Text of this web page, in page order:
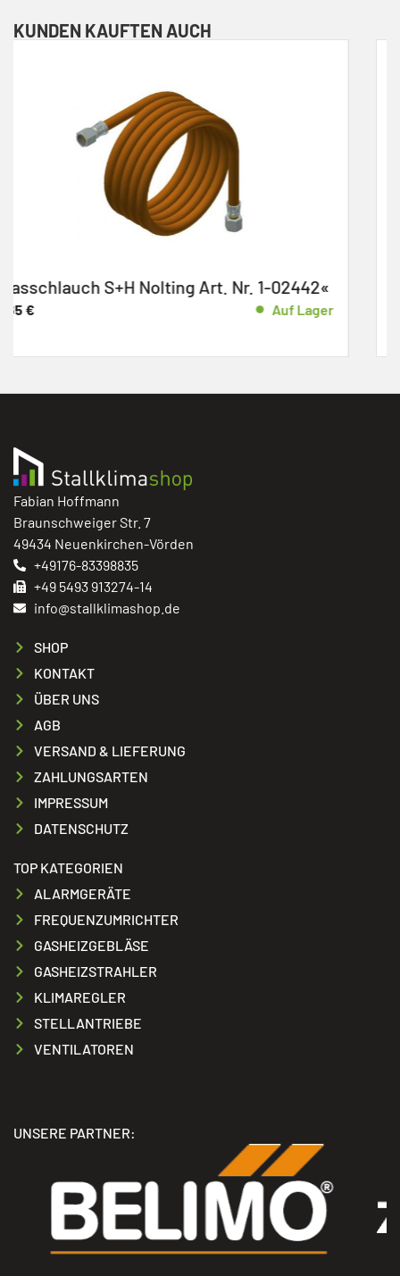
KUNDEN KAUFTEN AUCH
Auf Lager
»Zündkabel DVI S+H Nolting Art. Nr.
Fabian Hoffmann
Braunschweiger Str. 7
49434 Neuenkirchen-Vörden
+49176-83398835
+49 5493 913274-14
info@stallklimashop.de
SHOP
KONTAKT
ÜBER UNS
AGB
VERSAND & LIEFERUNG
ZAHLUNGSARTEN
IMPRESSUM
DATENSCHUTZ
TOP KATEGORIEN
ALARMGERÄTE
FREQUENZUMRICHTER
GASHEIZGEBLÄSE
GASHEIZSTRAHLER
KLIMAREGLER
STELLANTRIEBE
VENTILATOREN
UNSERE PARTNER: